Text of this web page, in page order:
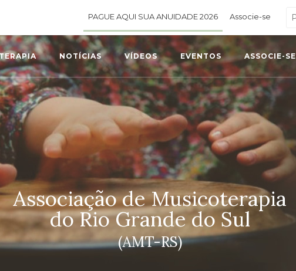
PAGUE AQUI SUA ANUIDADE 2026 Associe-se
NOTÍCIAS VÍDEOS EVENTOS ASSOCIE-SE
Associação de Musicoterapia
do Rio Grande do Sul
(AMT-RS)